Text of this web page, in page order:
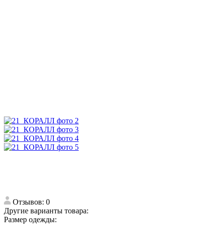
Отзывов: 0
Другие варианты товара:
Размер одежды: